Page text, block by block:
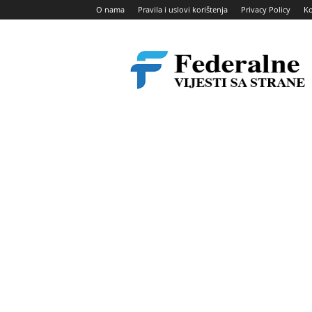
O nama Pravila i uslovi korištenja Privacy Policy
vijesti